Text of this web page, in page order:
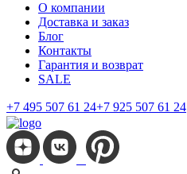
О компании
Доставка и заказ
Блог
Контакты
Гарантия и возврат
SALE
+7 495 507 61 24+7 925 507 61 24